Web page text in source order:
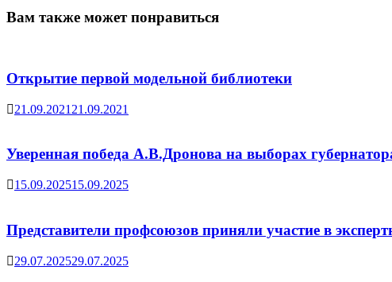
Вам также может понравиться
Открытие первой модельной библиотеки
21.09.2021 21.09.2021
Уверенная победа А.В.Дронова на выборах
15.09.202515.09.2025
Представители профсоюзов приняли участие в
29.07.202529.07.2025